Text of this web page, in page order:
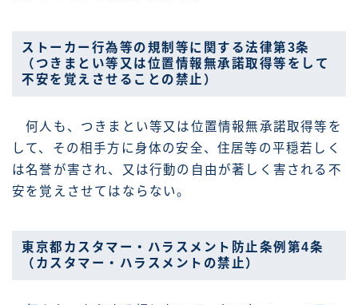
ストーカー行為等の規制等に関する法律第3条
（つきまとい等又は位置情報無承諾取得等をして
不安を覚えさせることの禁止）
何人も、つきまとい等又は位置情報無承諾取得等を
して、その相手方に身体の安全、住居等の平穏若しく
は名誉が害され、又は行動の自由が著しく害される不
安を覚えさせてはならない。
東京都カスタマー・ハラスメント防止条例第4条
（カスタマー・ハラスメントの禁止）